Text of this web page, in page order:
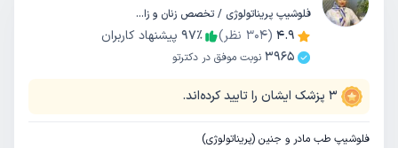
فلوشیپ پریناتولوژی / تخصص زنان و زایمان
4.9
(
304 نظر) 97٪
پیشنهاد کاربران
3965 نوبت موفق در دکترتو
3 پزشک ایشان را تایید کرده‌اند.
فلوشیپ طب مادر و جنین (پریناتولوژی)